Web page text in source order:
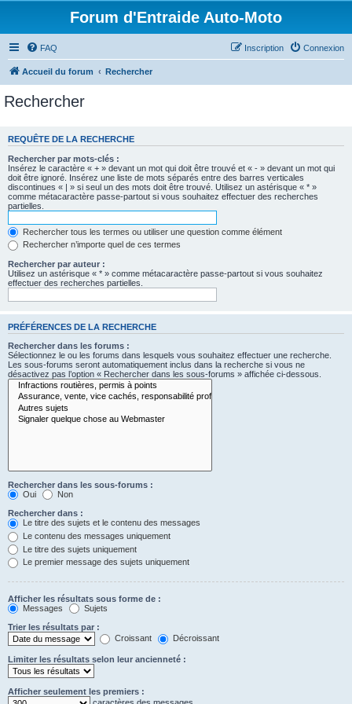
Forum d'Entraide Auto-Moto
FAQ Connexion
Inscription
Accueil du forum Rechercher
Rechercher
REQUÊTE DE LA RECHERCHE
Rechercher par mots-clés :
Insérez le caractère « + » devant un mot qui doit être trouvé et « - » devant un mot qui
doit être ignoré. Insérez une liste de mots séparés entre des barres verticales
discontinues « | » si seul un des mots doit être trouvé. Utilisez un astérisque « * »
comme métacaractère passe-partout si vous souhaitez effectuer des recherches
partielles.
Rechercher tous les termes ou utiliser une question comme élément
Rechercher n’importe quel de ces termes
Rechercher par auteur :
Utilisez un astérisque « * » comme métacaractère passe-partout si vous souhaitez
effectuer des recherches partielles.
PRÉFÉRENCES DE LA RECHERCHE
Rechercher dans les forums :
Sélectionnez le ou les forums dans lesquels vous souhaitez effectuer une recherche.
Les sous-forums seront automatiquement inclus dans la recherche si vous ne
désactivez pas l’option « Rechercher dans les sous-forums » affichée ci-dessous.
Rechercher dans les sous-forums :
Oui
Non
Rechercher dans :
Le titre des sujets et le contenu des messages
Le contenu des messages uniquement
Le titre des sujets uniquement
Le premier message des sujets uniquement
Afficher les résultats sous forme de :
Messages
Sujets
Trier les résultats par :
Croissant
Décroissant
Limiter les résultats selon leur ancienneté :
Afficher seulement les premiers :